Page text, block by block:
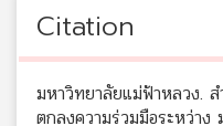
Citation
มหาวิทยาลัยแม่ฟ้าหลวง.
ตกลงความร่วมมือระหว่า